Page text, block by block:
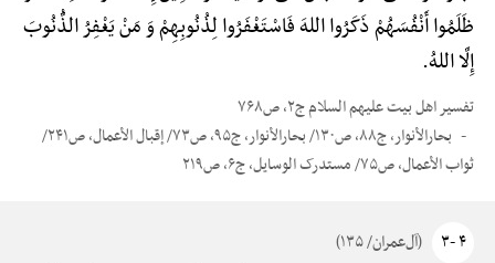
ظَلَمُوا أَنْفُسَهُمْ ذَکَرُوا اللهَ فَاسْتَغْفَرُوا لِذُنُوبِهِمْ وَ مَنْ یَغْفِرُ الذُّنُوبَ
إِلَّا اللهُ.
تفسیر اهل بیت علیهم السلام ج۲، ص۷۶۸
بحارالأنوار، ج۸۸، ص۱۳۰/ بحارالأنوار، ج۹۵، ص۷۳/ إقبال الأعمال، ص۲۴۱/
ثواب الأعمال، ص۷۵/ مستدرک الوسایل، ج۶، ص۲۱۹
۴ -۳ (آل‌عمران/ ۱۳۵)